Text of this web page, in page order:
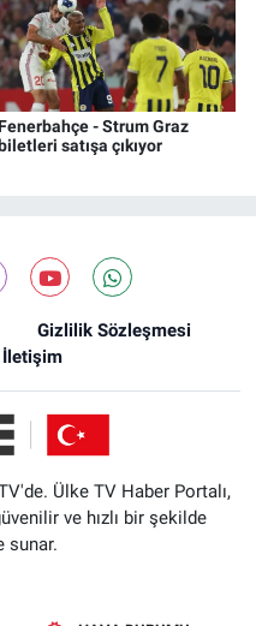
- Strum Graz
satışa çıkıyor
Gizlilik Sözleşmesi
İletişim
Ülke TV Haber Portalı,
ve hızlı bir şekilde
sunar.